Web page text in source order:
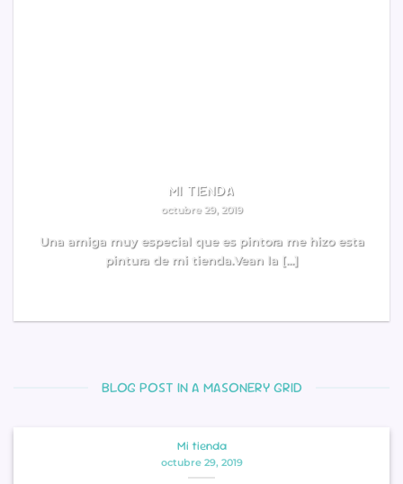
MI TIENDA
octubre 29, 2019
Una amiga muy especial que es pintora me hizo esta
pintura de mi tienda.Vean la [...]
BLOG POST IN A MASONERY GRID
Mi tienda
octubre 29, 2019